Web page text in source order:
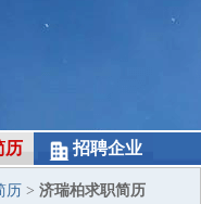
历 招聘企业
历 > 济瑞柏求职简历